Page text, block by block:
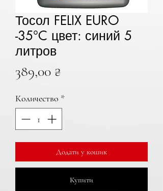
Тосол FELIX EURO
-35°C цвет: синий 5
литров
389,00 ₴
Количество *
Додати у кошик
Купити